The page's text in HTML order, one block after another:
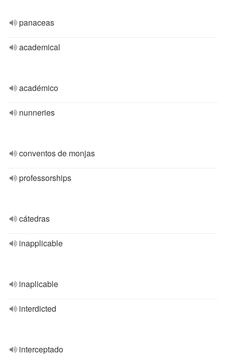
panaceas
academical
académico
nunneries
conventos de monjas
professorships
cátedras
inapplicable
inaplicable
interdicted
interceptado